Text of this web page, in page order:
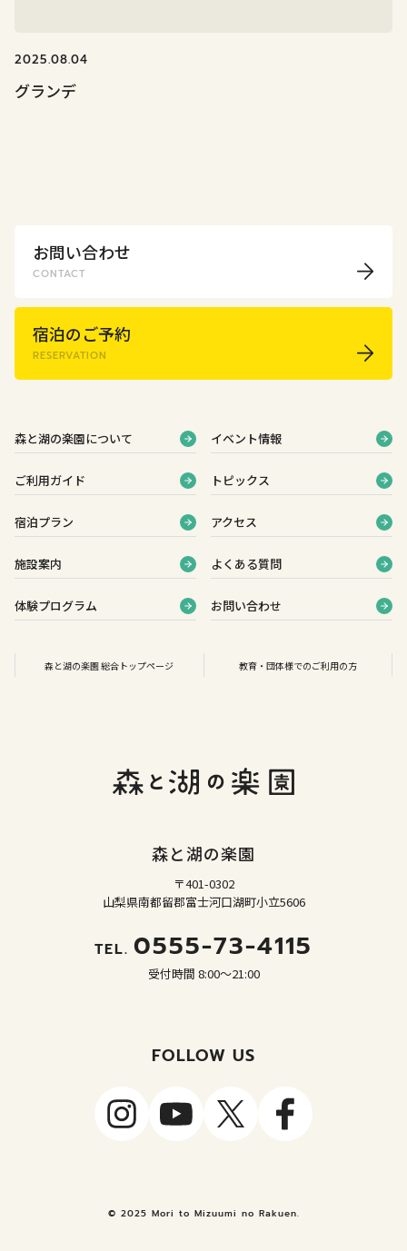
2025.08.04
グランデ
お問い合わせ
CONTACT
宿泊のご予約
RESERVATION
森と湖の楽園について
ご利用ガイド
宿泊プラン
施設案内
体験プログラム
イベント情報
トピックス
アクセス
よくある質問
お問い合わせ
森と湖の楽園 総合トップページ 教育・団体様でのご利用の方
森と湖の楽園
〒401-0302
山梨県南都留郡富士河口湖町小立5606
TEL. 0555-73-4115
受付時間 8:00～21:00
FOLLOW US
© 2025 Mori to Mizuumi no Rakuen.